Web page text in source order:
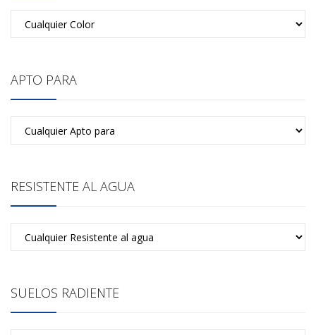
APTO PARA
RESISTENTE AL AGUA
SUELOS RADIENTE